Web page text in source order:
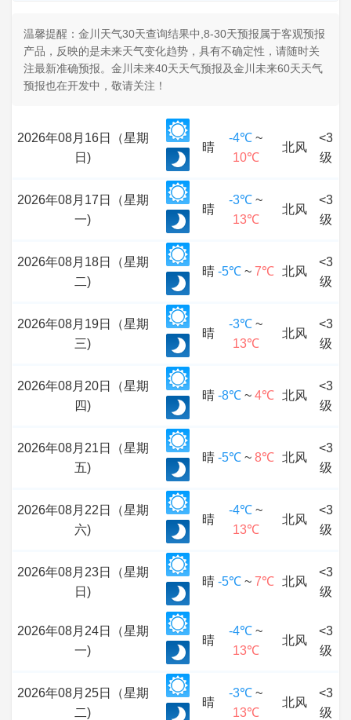
温馨提醒：金川天气30天查询结果中,8-30天预报属于客观预报
产品，反映的是未来天气变化趋势，具有不确定性，请随时关
注最新准确预报。金川未来40天天气预报及金川未来60天天气
预报也在开发中，敬请关注！
2026年08月16日（星期
日)
晴
-4℃ ~
10℃
北风
<3
级
2026年08月17日（星期
一)
晴
-3℃ ~
13℃
北风
<3
级
2026年08月18日（星期
二)
晴 -5℃~ 7℃ 北风
<3
级
2026年08月19日（星期
三)
晴
-3℃ ~
13℃
北风
<3
级
2026年08月20日（星期
四)
晴 -8℃~ 4℃ 北风
<3
级
2026年08月21日（星期
五)
晴 -5℃~ 8℃ 北风
<3
级
2026年08月22日（星期
六)
晴
-4℃ ~
13℃
北风
<3
级
2026年08月23日（星期
日)
晴 -5℃~ 7℃ 北风
<3
级
2026年08月24日（星期
一)
晴
-4℃ ~
13℃
北风
<3
级
2026年08月25日（星期
二)
晴
-3℃ ~
13℃
北风
<3
级